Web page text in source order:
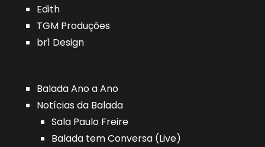
Edith
TGM Produções
br1 Design
Balada Ano a Ano
Notícias da Balada
Sala Paulo Freire
Balada tem Conversa (Live)